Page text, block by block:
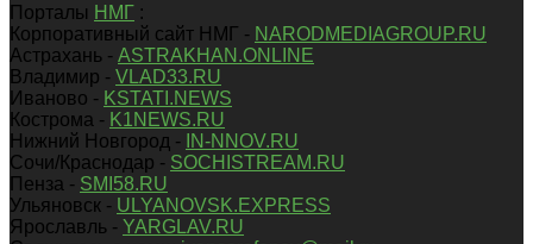
Порталы НМГ :
Корпоративный сайт НМГ - NARODMEDIAGROUP.RU
Астрахань - ASTRAKHAN.ONLINE
Владимир - VLAD33.RU
Иваново - KSTATI.NEWS
Кострома - K1NEWS.RU
Нижний Новгород -
IN-NNOV.RU
Сочи/Краснодар - SOCHISTREAM.RU
Пенза - SMI58.RU
Ульяновск - ULYANOVSK.EXPRESS
Ярославль - YARGLAV.RU